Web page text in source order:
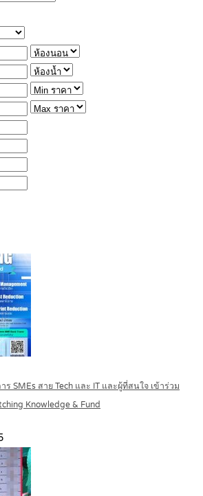
SMEs สาย Tech และ IT และผู้ที่สนใจ เข้าร่วม
Knowledge & Fund